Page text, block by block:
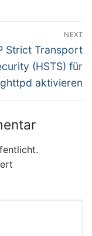
NEXT
Strict Transport
(HSTS) für
aktivieren